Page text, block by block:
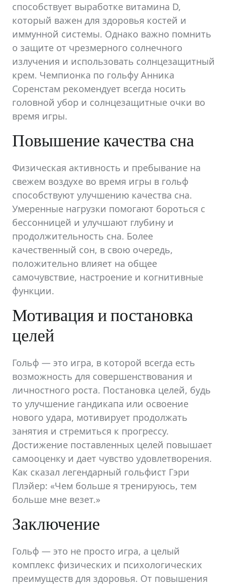
способствует выработке витамина D,
который важен для здоровья костей и
иммунной системы. Однако важно помнить
о защите от чрезмерного солнечного
излучения и использовать солнцезащитный
крем. Чемпионка по гольфу Анника
Соренстам рекомендует всегда носить
головной убор и солнцезащитные очки во
время игры.
Повышение качества сна
Физическая активность и пребывание на
свежем воздухе во время игры в гольф
способствуют улучшению качества сна.
Умеренные нагрузки помогают бороться с
бессонницей и улучшают глубину и
продолжительность сна. Более
качественный сон, в свою очередь,
положительно влияет на общее
самочувствие, настроение и когнитивные
функции.
Мотивация и постановка
целей
Гольф — это игра, в которой всегда есть
возможность для совершенствования и
личностного роста. Постановка целей, будь
то улучшение гандикапа или освоение
нового удара, мотивирует продолжать
занятия и стремиться к прогрессу.
Достижение поставленных целей повышает
самооценку и дает чувство удовлетворения.
Как сказал легендарный гольфист Гэри
Плэйер: «Чем больше я тренируюсь, тем
больше мне везет.»
Заключение
Гольф — это не просто игра, а целый
комплекс физических и психологических
преимуществ для здоровья. От повышения